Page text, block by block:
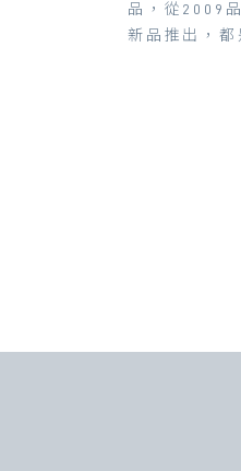
品，從2009
新品推出，都